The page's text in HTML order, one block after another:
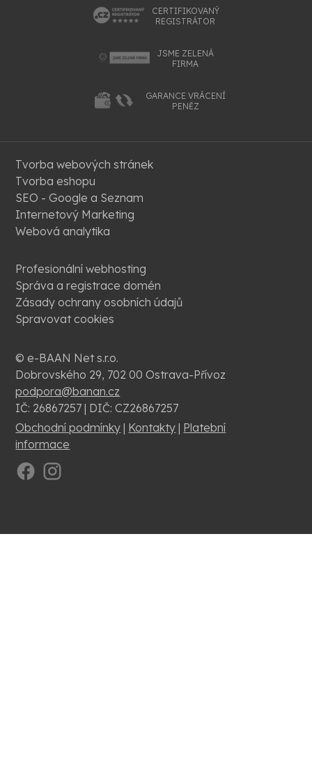
CERTIFIKOVANÝ
REGISTRÁTOR
JSME ZELENÁ
FIRMA
GARANCE VRÁCENÍ
PENĚZ
Tvorba webových stránek
Tvorba eshopu
SEO - Google a Seznam
Internetový Marketing
Webová analytika
Profesionální webhosting
Správa a registrace domén
Zásady ochrany osobních údajů
Spravovat cookies
© e-BAAN Net s.r.o.
Dobrovského 29, 702 00 Ostrava-Přívoz
podpora@banan.cz
IČ: 26867257 | DIČ: CZ26867257
Obchodní podmínky | Kontakty | Platební
informace